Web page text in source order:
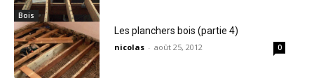
Bois
Les planchers bois (partie 4)
nicolas - août 25, 2012 0